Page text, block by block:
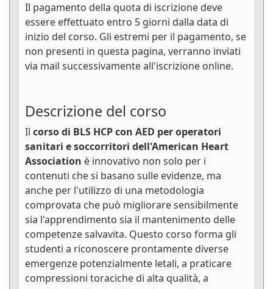
Il pagamento della quota di iscrizione deve
essere effettuato entro 5 giorni dalla data di
inizio del corso. Gli estremi per il pagamento, se
non presenti in questa pagina, verranno inviati
via mail successivamente all'iscrizione online.
Descrizione del corso
Il corso di BLS HCP con AED per operatori
sanitari e soccorritori dell'American Heart
Association è innovativo non solo per i
contenuti che si basano sulle evidenze, ma
anche per l'utilizzo di una metodologia
comprovata che può migliorare sensibilmente
sia l'apprendimento sia il mantenimento delle
competenze salvavita. Questo corso forma gli
studenti a riconoscere prontamente diverse
emergenze potenzialmente letali, a praticare
compressioni toraciche di alta qualità, a